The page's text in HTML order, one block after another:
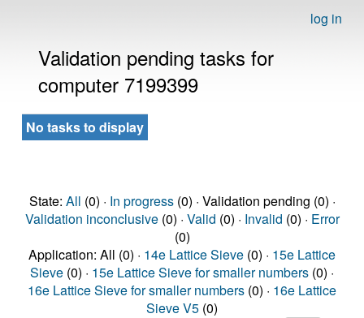
log in
Validation pending tasks for
computer 7199399
No tasks to display
State: All (0) · In progress(0) · Validation pending (0) ·
Validation inconclusive(0) · Valid (0) · Invalid (0) · Error
(0)
Application: All (0) · 14e Lattice Sieve (0) · 15e Lattice
Sieve (0) · 15e Lattice Sieve for smaller numbers (0) ·
16e Lattice Sieve for smaller numbers (0) · 16e Lattice
Sieve V5 (0)